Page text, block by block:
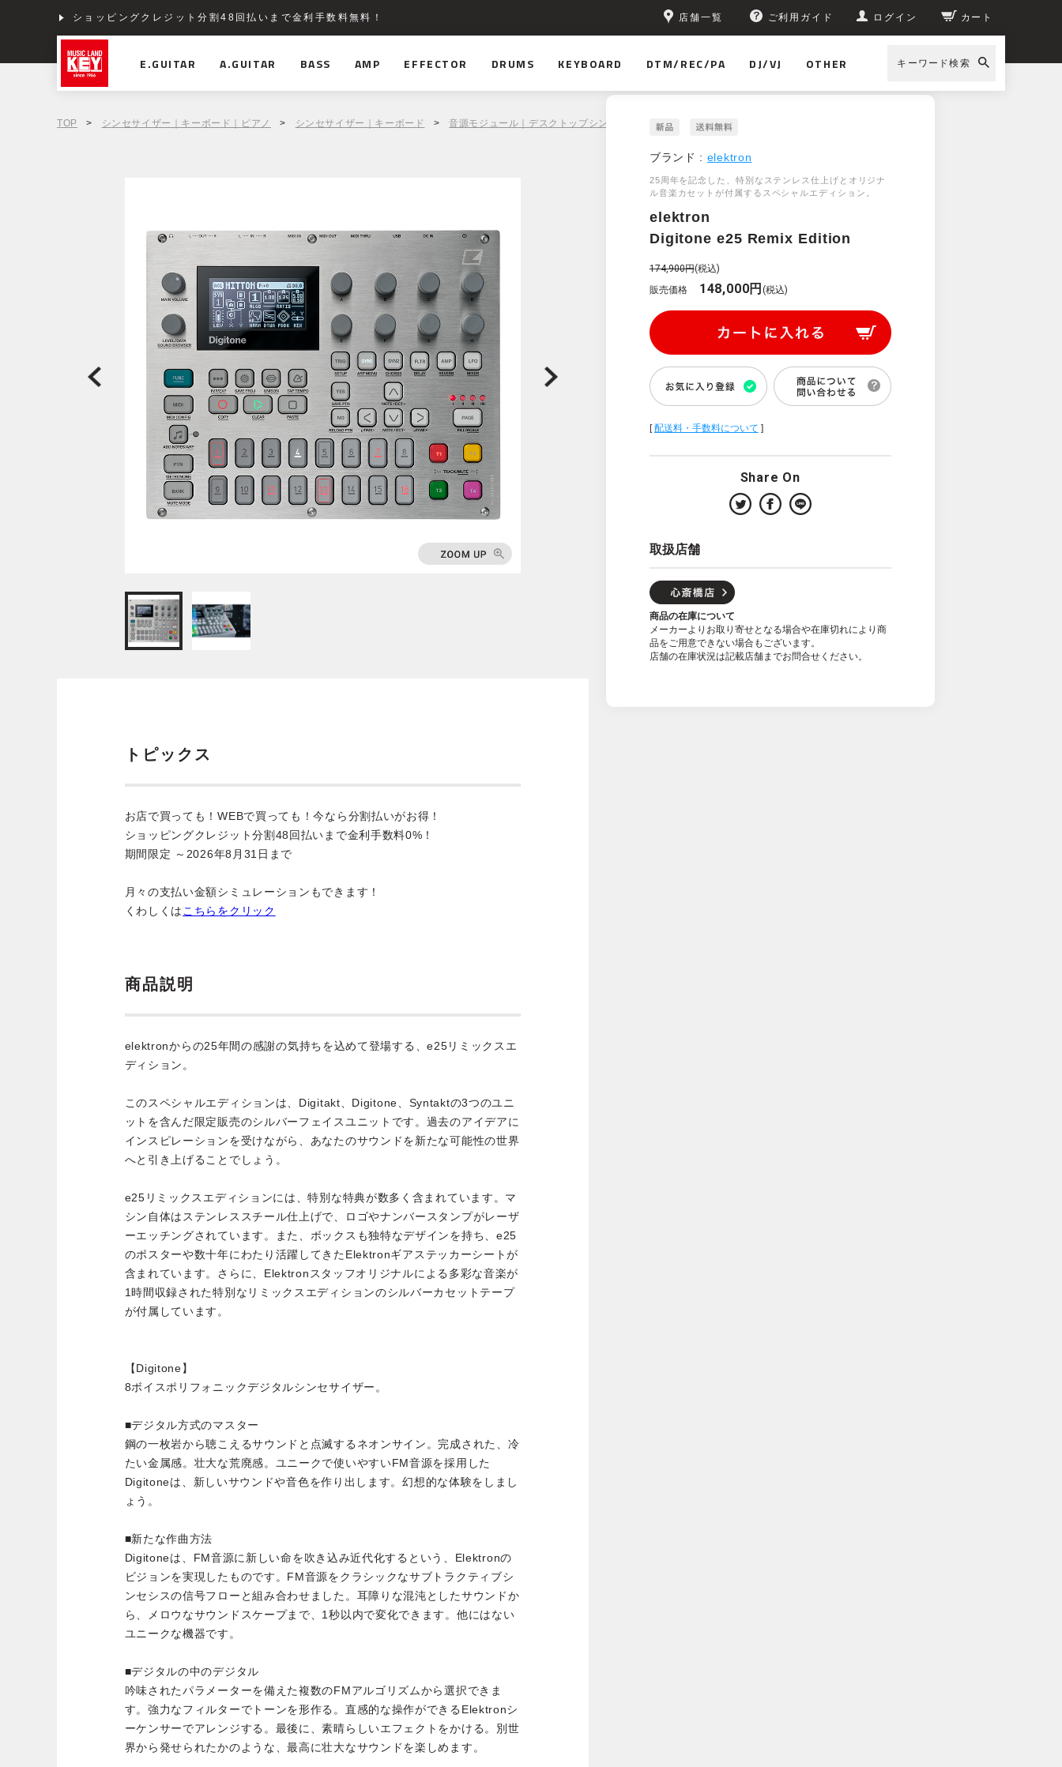
ショッピングクレジット分割48回払いまで金利手数料無料！ 店舗一覧 ご利用ガイド ログイン カート
E.GUITAR A.GUITAR BASS AMP EFFECTOR DRUMS KEYBOARD DTM/REC/PA DJ/VJ OTHER キーワード検索
TOP > シンセサイザー｜キーボード｜ピアノ > シンセサイザー｜キーボード > 音源モジュール｜デスクトップシンセ｜ラックマウントシンセ
ブランド : elektron
25周年を記念した、特別なステンレス仕上げとオリジナ
ル⾳楽カセットが付属するスペシャルエディション。
elektron
Digitone e25 Remix Edition
174,900円(税込)
販売価格
148,000円(税込)
[配送料・手数料について ]
Share On
取扱店舗
商品の在庫について
メーカーよりお取り寄せとなる場合や在庫切れにより商
品をご用意できない場合もございます。
店舗の在庫状況は記載店舗までお問合せください。
トピックス
お店で買っても！WEBで買っても！今なら分割払いがお得！
ショッピングクレジット分割48回払いまで金利手数料0%！
期間限定 ～2026年8月31日まで
月々の支払い金額シミュレーションもできます！
くわしくは こちらをクリック
商品説明
elektronからの25年間の感謝の気持ちを込めて登場する、e25リミックスエ
ディション。
このスペシャルエディションは、Digitakt、Digitone、Syntaktの3つのユニ
ットを含んだ限定販売のシルバーフェイスユニットです。過去のアイデアに
インスピレーションを受けながら、あなたのサウンドを新たな可能性の世界
へと引き上げることでしょう。
e25リミックスエディションには、特別な特典が数多く含まれています。マ
シン自体はステンレススチール仕上げで、ロゴやナンバースタンプがレーザ
ーエッチングされています。また、ボックスも独特なデザインを持ち、e25
のポスターや数十年にわたり活躍してきたElektronギアステッカーシートが
含まれています。さらに、Elektronスタッフオリジナルによる多彩な音楽が
1時間収録された特別なリミックスエディションのシルバーカセットテープ
が付属しています。
【Digitone】
8ボイスポリフォニックデジタルシンセサイザー。
■デジタル方式のマスター
鋼の一枚岩から聴こえるサウンドと点滅するネオンサイン。完成された、冷
たい金属感。壮大な荒廃感。ユニークで使いやすいFM音源を採用した
Digitoneは、新しいサウンドや音色を作り出します。幻想的な体験をしまし
ょう。
■新たな作曲方法
Digitoneは、FM音源に新しい命を吹き込み近代化するという、Elektronの
ビジョンを実現したものです。FM音源をクラシックなサブトラクティブシ
ンセシスの信号フローと組み合わせました。耳障りな混沌としたサウンドか
ら、メロウなサウンドスケープまで、1秒以内で変化できます。他にはない
ユニークな機器です。
■デジタルの中のデジタル
吟味されたパラメーターを備えた複数のFMアルゴリズムから選択できま
す。強力なフィルターでトーンを形作る。直感的な操作ができるElektronシ
ーケンサーでアレンジする。最後に、素晴らしいエフェクトをかける。別世
界から発せられたかのような、最高に壮大なサウンドを楽しめます。